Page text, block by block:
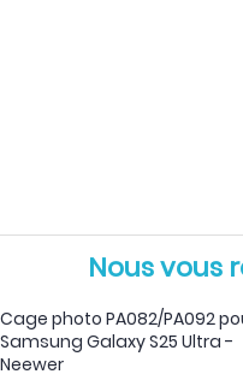
Nous vous
Cage photo PA082/PA092
Samsung Galaxy S25 Ultra -
Neewer